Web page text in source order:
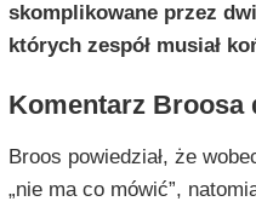
skomplikowane przez
których zespół musiał
Komentarz Broosa
Broos powiedział, że
„nie ma co mówić”,